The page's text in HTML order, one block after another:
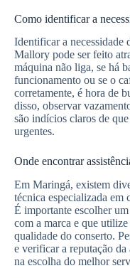
Como identificar a
Identificar a necessidade
Mallory pode ser feito
máquina não liga, se há
funcionamento ou se o
corretamente, é hora de
disso, observar
são indícios claros de
urgentes.
Onde encontrar
Em Maringá, existem
técnica especializada em
É importante escolher
com a marca e que
qualidade do conserto.
e verificar a reputação da
na escolha do melhor